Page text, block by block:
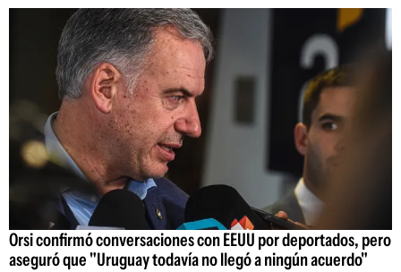
Orsi confirmó conversaciones con EEUU por deportados, pero
aseguró que "Uruguay todavía no llegó a ningún acuerdo"